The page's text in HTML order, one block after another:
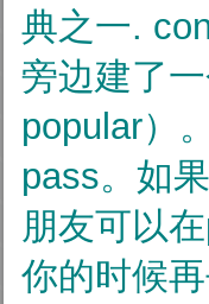
典之一.
旁边建了
popular）
pass。如
朋友可以
你的时候